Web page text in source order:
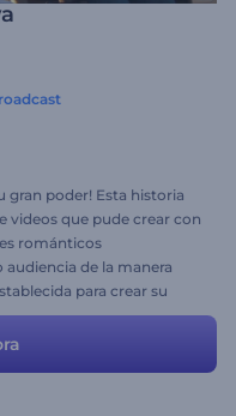
gran poder! Esta historia
videos que pude crear con
románticos
audiencia de la manera
para crear su
mismo.